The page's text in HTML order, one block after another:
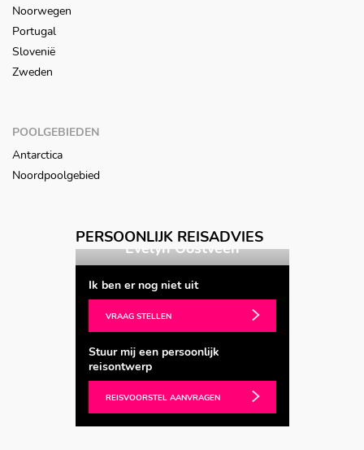
Noorwegen
Portugal
Slovenië
Zweden
POOLGEBIEDEN
Antarctica
Noordpoolgebied
PERSOONLIJK REISADVIES
Astrid Hartog
Ik ben er nog niet uit
VRAAG STELLEN
Stuur mij een persoonlijk
reisontwerp
REISVOORSTEL AANVRAGEN